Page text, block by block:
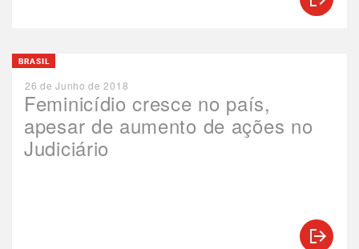
Feminicídio cresce no país,
apesar de aumento de ações no
Judiciário
BRASIL
26 de Junho de 2018